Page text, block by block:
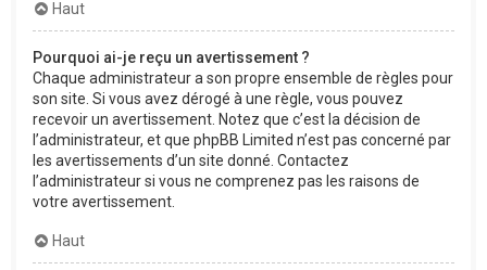
Haut
Pourquoi ai-je reçu un avertissement ?
Chaque administrateur a son propre ensemble de règles pour
son site. Si vous avez dérogé à une règle, vous pouvez
recevoir un avertissement. Notez que c’est la décision de
l’administrateur, et que phpBB Limited n’est pas concerné par
les avertissements d’un site donné. Contactez
l’administrateur si vous ne comprenez pas les raisons de
votre avertissement.
Haut